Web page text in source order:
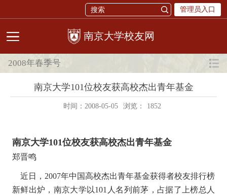
管理员入口
校友网
2008年春季号
南京大学101位校友获高校杰出青年基金
时间：2008-05-05 浏览： 1852
南京大学101位校友获高校杰出青年基金
郑晋鸣
近日，2007年中国高校杰出青年基金获得者校友排行榜
新鲜出炉，南京大学以101人名列前茅，占据了上榜总人